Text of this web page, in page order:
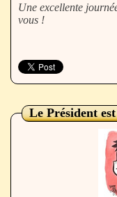
Une excellente
vous !
Le Président